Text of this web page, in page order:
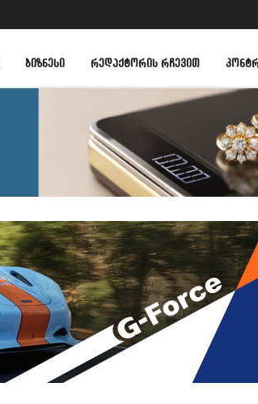
ᲑᲘᲖᲜᲔᲡᲘ ᲠᲔᲓᲐᲥᲢᲝᲠᲘᲡ ᲠᲩᲔᲕᲘᲗ